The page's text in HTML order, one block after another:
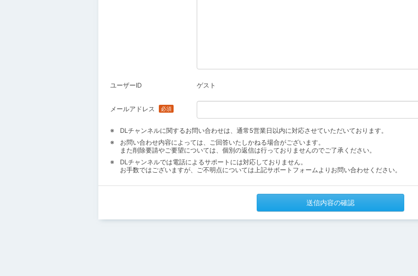
ユーザーID ゲスト
メールアドレス
DLチャンネルに関するお問い合わせは、通常5営業日以内に対応させていただいております。
お問い合わせ内容によっては、ご回答いたしかねる場合がございます。
また削除要請やご要望については、個別の返信は行っておりませんのでご了承ください。
DLチャンネルでは電話によるサポートには対応しておりません。
お手数ではございますが、ご不明点については上記サポートフォームよりお問い合わせください。
送信内容の確認